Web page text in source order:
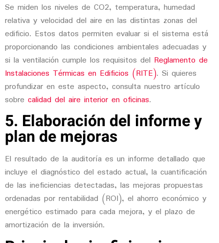
Se miden los niveles de CO2, temperatura, humedad
relativa y velocidad del aire en las distintas zonas del
edificio. Estos datos permiten evaluar si el sistema está
proporcionando las condiciones ambientales adecuadas y
si la ventilación cumple los requisitos del Reglamento de
Instalaciones Térmicas en Edificios (RITE). Si quieres
profundizar en este aspecto, consulta nuestro artículo
sobre calidad del aire interior en oficinas.
5. Elaboración del informe y
plan de mejoras
El resultado de la auditoría es un informe detallado que
incluye el diagnóstico del estado actual, la cuantificación
de las ineficiencias detectadas, las mejoras propuestas
ordenadas por rentabilidad (ROI), el ahorro económico y
energético estimado para cada mejora, y el plazo de
amortización de la inversión.